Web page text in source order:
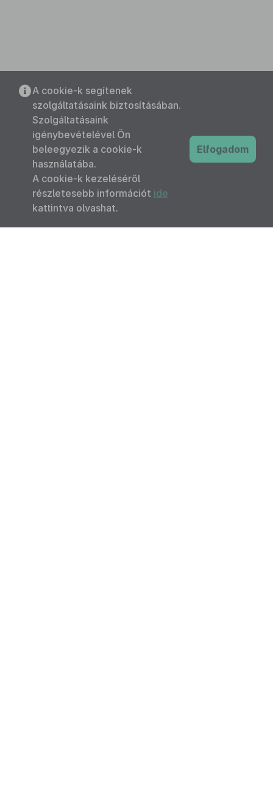
A cookie-k segítenek
szolgáltatásaink biztosításában.
Szolgáltatásaink
igénybevételével Ön
beleegyezik a cookie-k
használatába.
A cookie-k kezeléséről
részletesebb információt ide
kattintva olvashat.
Elfogadom